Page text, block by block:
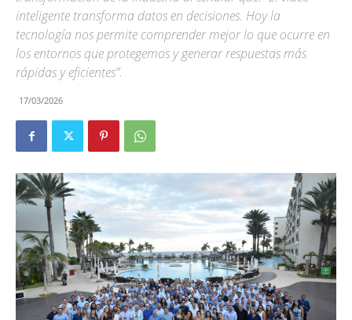
inteligente transforma datos en decisiones. Hoy la
tecnología nos permite comprender mejor lo que ocurre en
los entornos que protegemos y generar respuestas más
rápidas y eficientes”.
17/03/2026